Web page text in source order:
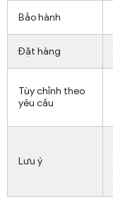
Bảo hành
Đặt hàng
Tùy chỉnh theo
yêu cầu
Lưu ý